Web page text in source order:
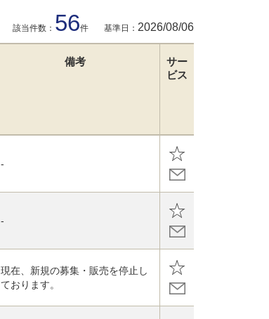
該当件数： 56件 基準日： 2026/08/06
備考
サー
ビス
-
-
現在、新規の募集・販売を停止し
ております。